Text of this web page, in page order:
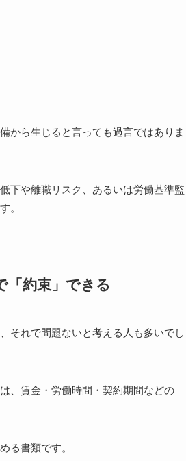
から生じると言っても過言ではありま
下や離職リスク、あるいは労働基準監
。
「約束」できる
それで問題ないと考える人も多いでし
、賃金・労働時間・契約期間などの
る書類です。